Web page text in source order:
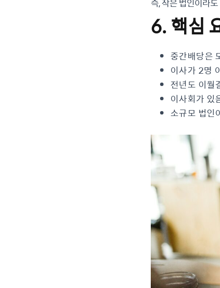
즉, 작은 법인이라
6. 핵심
중간배당은
이사가 2명
전년도 이월
이사회가 있
소규모 법인